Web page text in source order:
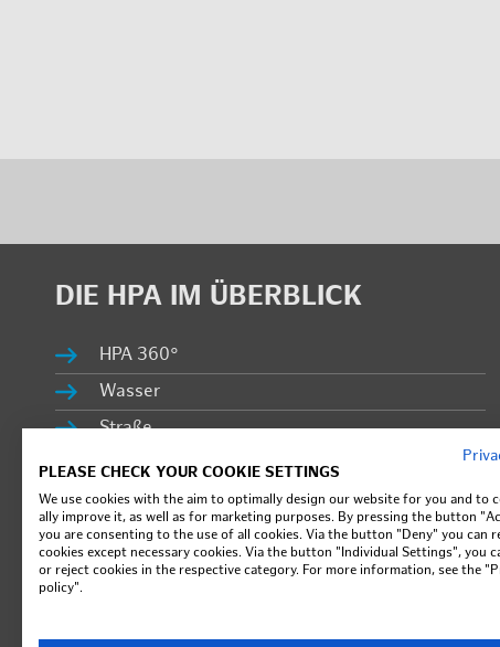
DIE HPA IM ÜBER­BLICK
HPA 360°
Was­ser
Stra­ße
Schie­ne
Toch­ter­ge­sell­schaf­ten
Im­mo­bi­li­en
in­fo­PORT
PLEASE CHECK YOUR COOKIE SET­TINGS
We use cook­ies with the aim to op­ti­mally de­sign our web­site for you and to
ally im­prove it, as well as for mar­ket­ing pur­poses. By press­ing the but­ton
you are con­sent­ing to the use of all cook­ies. Via the but­ton "Deny" you can
cook­ies ex­cept nec­es­sary cook­ies. Via the but­ton "In­di­vid­ual Set­tings", you
or re­ject cook­ies in the re­spec­tive cat­e­gory. For more in­for­ma­tion, see the
pol­icy".